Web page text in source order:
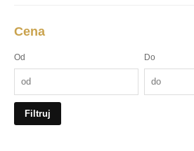
Cena
Od Do
Filtruj